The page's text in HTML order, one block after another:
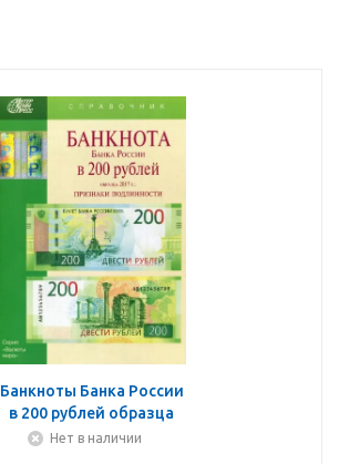
Банкноты Банка России
в 200 рублей образца
2017 года. Справочник
Нет в наличии